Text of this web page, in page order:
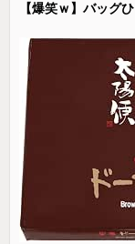
【爆笑ｗ】バッグ